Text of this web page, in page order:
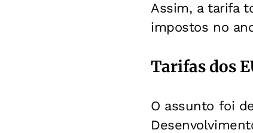
Assim, a tarifa
impostos no
Tarifas dos
O assunto foi